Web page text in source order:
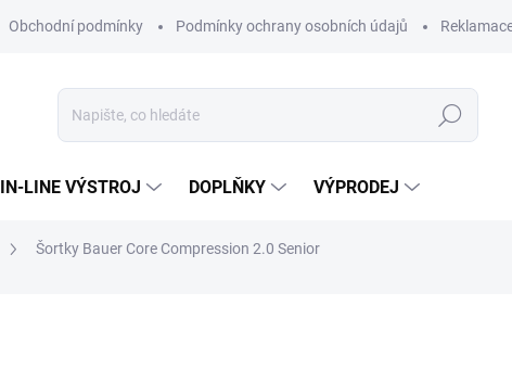
Obchodní podmínky Podmínky ochrany osobních údajů
Hledat
IN-LINE VÝSTROJ DOPLŇKY VÝPRODEJ
Šortky Bauer Core Compression 2.0 Senior